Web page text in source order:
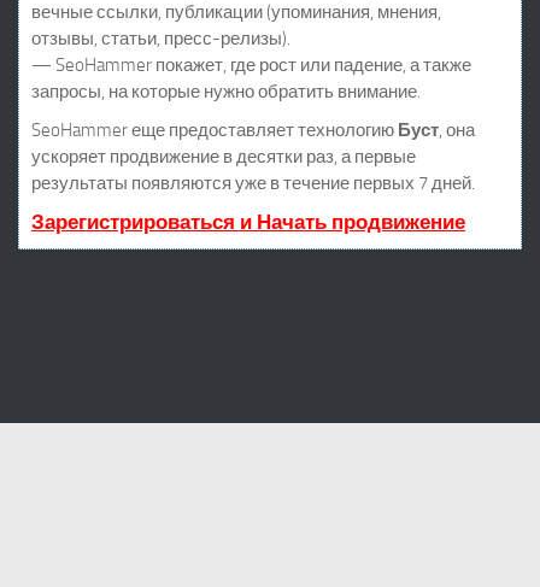
вечные ссылки, публикации (упоминания, мнения,
отзывы, статьи, пресс-релизы).
— SeoHammer покажет, где рост или падение, а также
запросы, на которые нужно обратить внимание.
SeoHammer еще предоставляет технологию Буст, она
ускоряет продвижение в десятки раз, а первые
результаты появляются уже в течение первых 7 дней.
Зарегистрироваться и Начать продвижение